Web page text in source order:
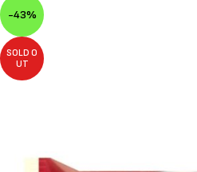
-43%
SOLD O
UT